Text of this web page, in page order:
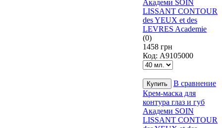
(0)
1458 грн
Код: А9105000
В сравнение
Крем-маска для
контура глаз и губ
Академи SOIN
LISSANT CONTOUR